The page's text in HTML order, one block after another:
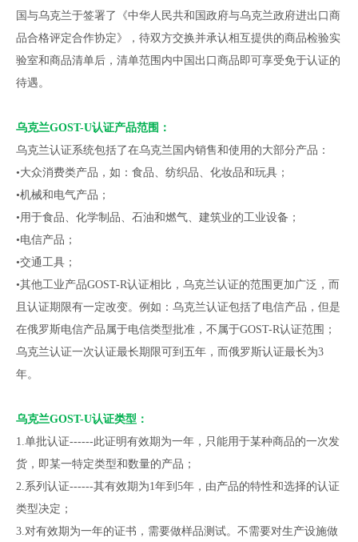
国与乌克兰于签署了《中华人民共和国政府与乌克兰政府进出口商
品合格评定合作协定》，待双方交换并承认相互提供的商品检验实
验室和商品清单后，清单范围内中国出口商品即可享受免于认证的
待遇。
乌克兰GOST-U认证产品范围：
乌克兰认证系统包括了在乌克兰国内销售和使用的大部分产品：
•大众消费类产品，如：食品、纺织品、化妆品和玩具；
•机械和电气产品；
•用于食品、化学制品、石油和燃气、建筑业的工业设备；
•电信产品；
•交通工具；
•其他工业产品GOST-R认证相比，乌克兰认证的范围更加广泛，而
且认证期限有一定改变。例如：乌克兰认证包括了电信产品，但是
在俄罗斯电信产品属于电信类型批准，不属于GOST-R认证范围；
乌克兰认证一次认证最长期限可到五年，而俄罗斯认证最长为3
年。
乌克兰GOST-U认证类型：
1.单批认证------此证明有效期为一年，只能用于某种商品的一次发
货，即某一特定类型和数量的产品；
2.系列认证------其有效期为1年到5年，由产品的特性和选择的认证
类型决定；
3.对有效期为一年的证书，需要做样品测试。不需要对生产设施做